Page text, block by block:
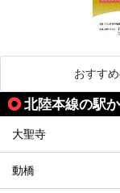
おすす
北陸本線の駅
大聖寺
動橋